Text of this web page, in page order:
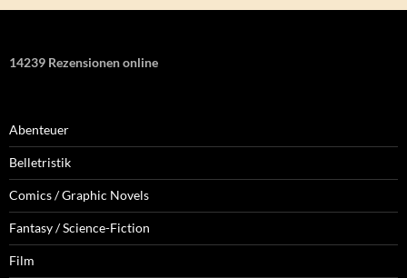
14239 Rezensionen online
Abenteuer
Belletristik
Comics / Graphic Novels
Fantasy / Science-Fiction
Film